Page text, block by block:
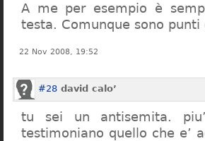
A me per esempio è
testa. Comunque sono punti
22 Nov 2008, 19:52
#28 david calo’
tu sei un antisemita.
testimoniano quello che e’